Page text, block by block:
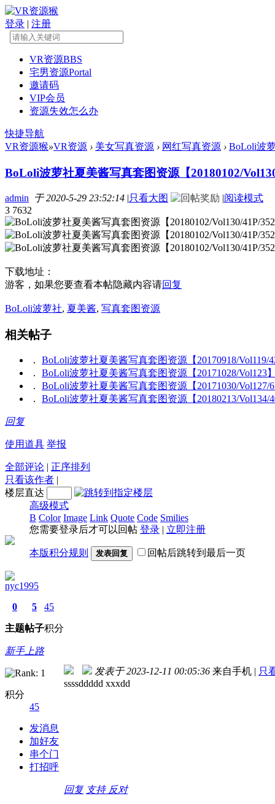
登录 | 注册
VR资源BBS
宅男资源Portal
邀请码
VIP会员
资源失效怎么办
快捷导航
VR资源猴»VR资源 › 美女写真资源 › 网红写真资源 › BoLoli波
BoLoli波萝社夏美酱写真套图资源【20180102/
admin 于 2020-5-29 23:52:14 |只看大图 |阅读模式
3 7632
下载地址：
游客，如果您要查看本帖隐藏内容请回复
BoLoli波萝社, 夏美酱, 写真套图资源
相关帖子
． BoLoli波萝社夏美酱写真套图资源【20170918/Vol119/
． BoLoli波萝社夏美酱写真套图资源【20171028/Vol123】
． BoLoli波萝社夏美酱写真套图资源【20171030/Vol127/
． BoLoli波萝社夏美酱写真套图资源【20180213/Vol134/
回复
使用道具 举报
全部评论 | 正序排列
只看该作者 |
楼层直达
高级模式
B Color Image Link Quote Code Smilies
您需要登录后才可以回帖 登录 | 立即注册
本版积分规则 发表回复 回帖后跳转到最后一页
nyc1995
0
主题
5
帖子
45
积分
新手上路
积分
45
发消息
加好友
串个门
打招呼
发表于 2023-12-11 00:05:36 来自手机 | 只
ssssddddd xxxdd
回复 支持 反对